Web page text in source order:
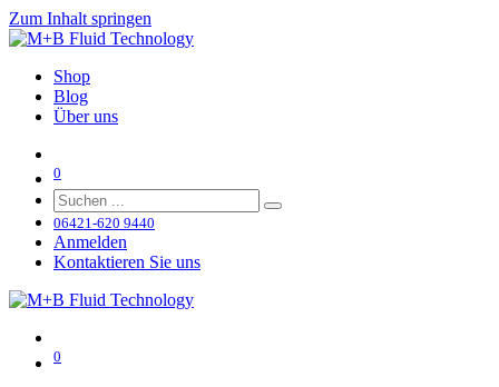
Zum Inhalt springen
Shop
Blog
Über uns
0
06421-620 9440
Anmelden
Kontaktieren Sie uns
0